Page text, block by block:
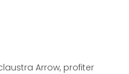
Arrow, profiter